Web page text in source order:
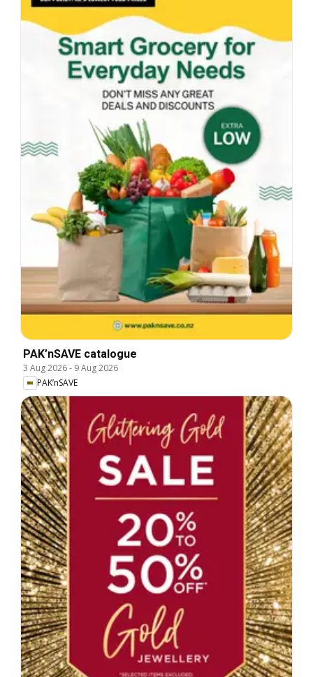
PAK’nSAVE catalogue
3 Aug 2026- 9 Aug 2026
PAK’nSAVE